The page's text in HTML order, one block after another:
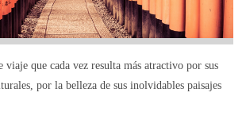
viaje que cada vez resulta más atractivo por sus
por la belleza de sus inolvidables paisajes